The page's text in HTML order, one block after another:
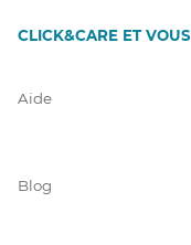
CLICK&CARE ET VOUS
Aide
Blog